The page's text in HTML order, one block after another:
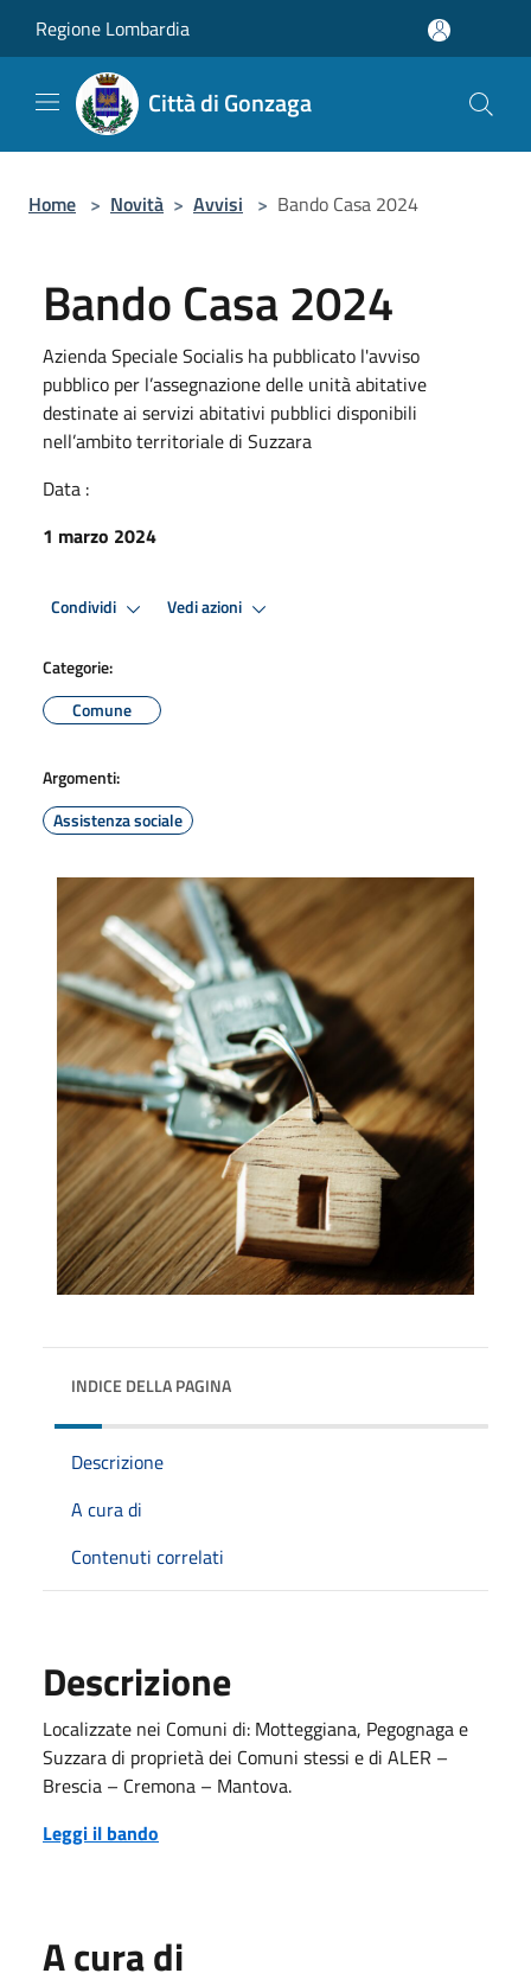
Regione Lombardia
Città di Gonzaga
Home > Novità > Avvisi > Bando Casa 2024
Bando Casa 2024
Azienda Speciale Socialis ha pubblicato l'avviso
pubblico per l’assegnazione delle unità abitative
destinate ai servizi abitativi pubblici disponibili
nell’ambito territoriale di Suzzara
Data :
1 marzo 2024
Condividi Vedi azioni
Categorie:
Comune
Argomenti:
Assistenza sociale
INDICE DELLA PAGINA
Descrizione
A cura di
Contenuti correlati
Descrizione
Localizzate nei Comuni di: Motteggiana, Pegognaga e
Suzzara di proprietà dei Comuni stessi e di ALER –
Brescia – Cremona – Mantova.
Leggi il bando
A cura di